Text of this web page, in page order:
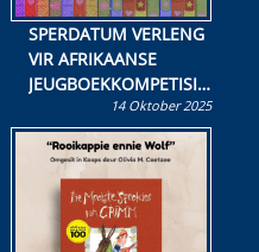
SPERDATUM VERLENG
VIR AFRIKAANSE
JEUGBOEKKOMPETISIE
Skryf ’n jeugboek of
kinderboek en staan ’n
kans om R50 000 te
wen!
14 Oktober 2025